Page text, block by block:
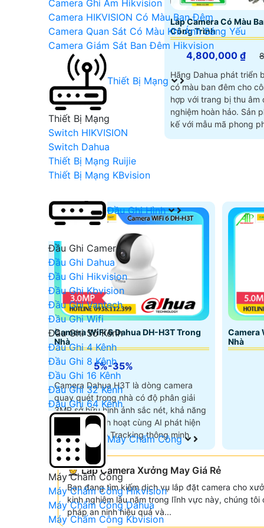
Camera Ghi Âm Hikvision
Camera HIKVISION Có Màu Ban Đêm
Camera Quan Sát Có Màu Khi Ánh Sáng Yếu
Camera Giám Sát Ban Đêm Hikvision
Thiết Bị Mạng
Thiết Bị Mạng
Switch HIKVISION
Switch Dahua
Thiết Bị Mạng Ruijie
Thiết Bị Mạng KBvision
Đầu Ghi Hình
Đầu Ghi Camera
Đầu Ghi Dahua
Đầu Ghi Hikvision
Đầu Ghi Kbvision
Đầu Ghi Vantech
Đầu Ghi Wifi
Đầu Ghi Số Kênh
Đầu Ghi 4 Kênh
Đầu Ghi 8 Kênh
Đầu Ghi 16 Kênh
Đầu Ghi 32 Kênh
Đầu Ghi 64 Kênh
Máy Chấm Công
Máy Chấm Công
Máy Chấm Công Hikvision
Máy Chấm Công Dahua
Máy Chấm Công Kbvision
Lắp Camera Có Màu
Công Trình
4,800,000 ₫
Hãng Dahua phát triển
có màu ban đêm cho
hợp với trang bị thu âm
nghiệm hoàn hảo. Sản phẩm được thiết
kế với mẫu mã phong
hình ảnh sáng đẹp, đáp
Camera WiFi 6 Dahua DH-H3T Trong
Nhà
5%-35%
Camera Dahua H3T là dòng camera
quay quét trong nhà có độ phân giải
3MP sở hữu hình ảnh sắc nét, khả năng
quay 355° linh hoạt cùng AI phát hiện
người và Auto Tracking thông minh
Camera
Nhà
🤵 Lắp Camera Xưởng May Giá Rẻ
Bạn đang tìm kiếm dịch vụ lắp đặt camera cho
kinh nghiệm lâu năm trong lĩnh vực này, chúng
pháp an ninh hiệu quả và...